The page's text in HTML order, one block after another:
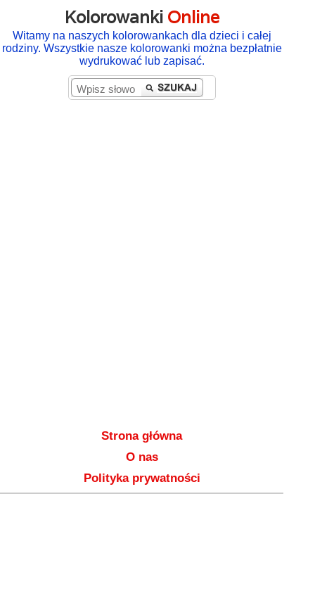
Kolorowanki Online
Witamy na naszych kolorowankach dla dzieci i całej
rodziny. Wszystkie nasze kolorowanki można bezpłatnie
wydrukować lub zapisać.
Strona główna
O nas
Polityka prywatności